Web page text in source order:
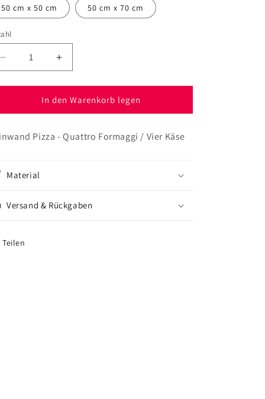
50 cm x 50 cm 50 cm x 70 cm
Verringere
die
Menge
Leinwand
-
Erhöhe
die
Menge
für
Leinwand
-
In den Warenkorb legen
Pizza - Quattro Formaggi / Vier Käse
Material
Versand & Rückgaben
Teilen